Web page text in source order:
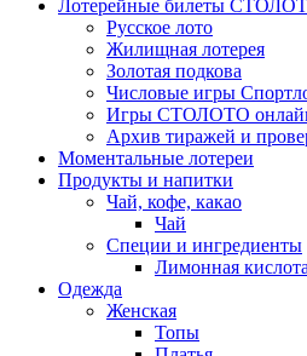
Лотерейные билеты
Русское лото
Жилищная лотерея
Золотая подкова
Числовые игры
Игры СТОЛОТО
Архив тиражей и
Моментальные лотереи
Продукты и напитки
Чай, кофе, какао
Чай
Специи и ингредиенты
Лимонная кислота
Одежда
Женская
Топы